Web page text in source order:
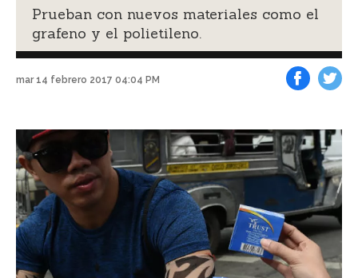
Prueban con nuevos materiales como el
grafeno y el polietileno.
mar 14 febrero 2017 04:04 PM